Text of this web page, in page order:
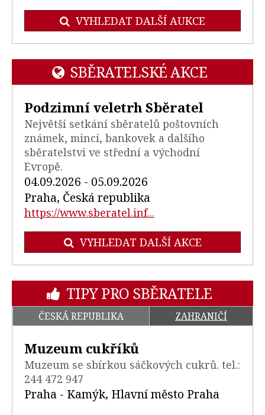
VYHLEDAT DALŠÍ AUKCE
SBĚRATELSKÉ AKCE
Podzimní veletrh Sběratel
Největší setkání sběratelů poštovních
známek, mincí, bankovek a dalšího
sběratelstvi ve střední a východní
Evropě.
04.09.2026 - 05.09.2026
Praha, Česká republika
https://www.sberatel.inf...
VYHLEDAT DALŠÍ AKCE
TIPY PRO SBĚRATELE
ČESKÁ REPUBLIKA ZAHRANIČÍ
Muzeum cukříků
Muzeum se sbírkou sáčkových cukrů. tel.:
244 472 947
Praha - Kamýk, Hlavní město Praha